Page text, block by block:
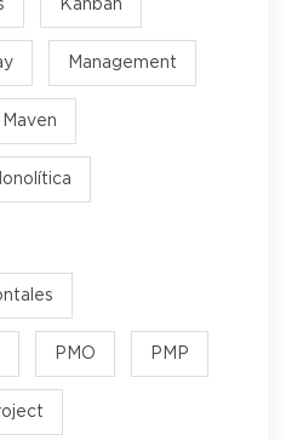
Kanban
Management
Maven
PMO PMP